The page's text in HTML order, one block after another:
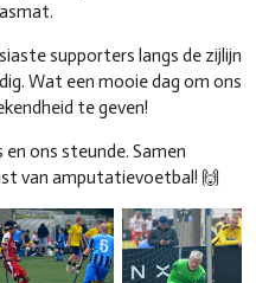
supporters langs de zijlijn
Wat een mooie dag om ons
te geven!
en ons steunde. Samen
van amputatievoetbal! 🙌